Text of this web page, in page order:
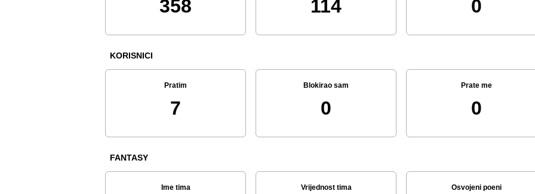
358 114 0
KORISNICI
Pratim
7
Blokirao sam
0
Prate me
0
FANTASY
Ime tima Vrijednost tima Osvojeni poeni